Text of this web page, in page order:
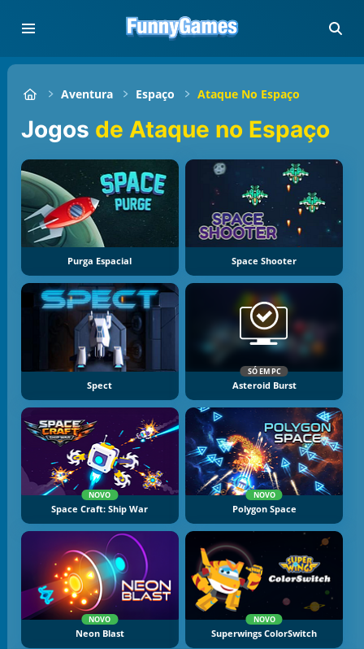
Aventura Espaço Ataque No Espaço
Jogos de Ataque no Espaço
Purga Espacial Space Shooter
Spect
SÓ EM PC
Asteroid Burst
NOVO
Space Craft: Ship War
NOVO
Polygon Space
NOVO
Neon Blast
NOVO
Superwings ColorSwitch